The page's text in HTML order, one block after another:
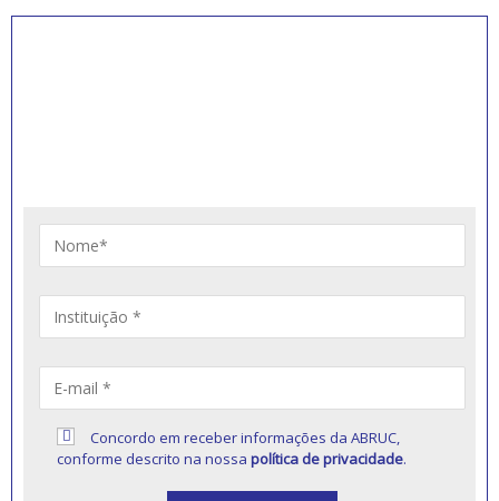
Concordo em receber informações da ABRUC,
conforme descrito na nossapolítica de privacidade.